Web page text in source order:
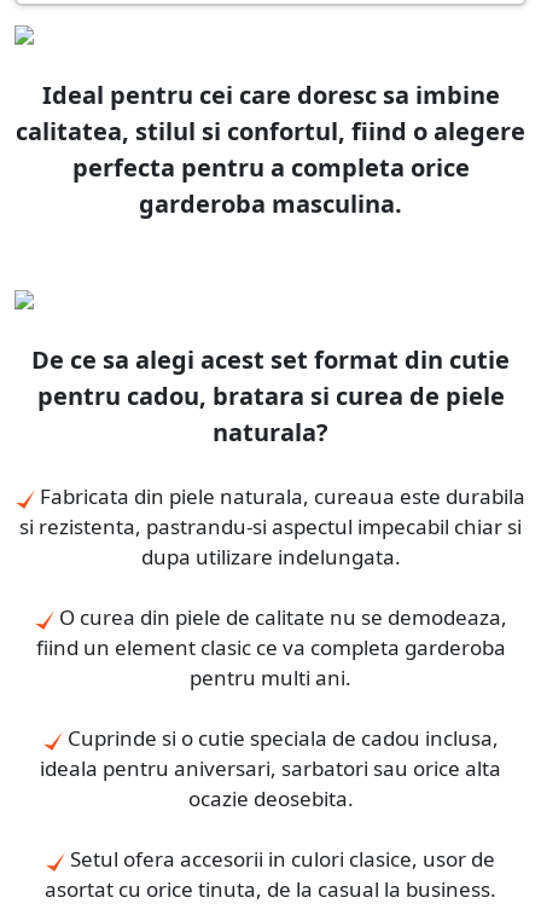
Ideal pentru cei care doresc sa imbine
calitatea, stilul si confortul, fiind o alegere
perfecta pentru a completa orice
garderoba masculina.
De ce sa alegi acest set format din cutie
pentru cadou, bratara si curea de piele
naturala?
Fabricata din piele naturala, cureaua este durabila
si rezistenta, pastrandu-si aspectul impecabil chiar si
dupa utilizare indelungata.
O curea din piele de calitate nu se demodeaza,
fiind un element clasic ce va completa garderoba
pentru multi ani.
Cuprinde si o cutie speciala de cadou inclusa,
ideala pentru aniversari, sarbatori sau orice alta
ocazie deosebita.
Setul ofera accesorii in culori clasice, usor de
asortat cu orice tinuta, de la casual la business.